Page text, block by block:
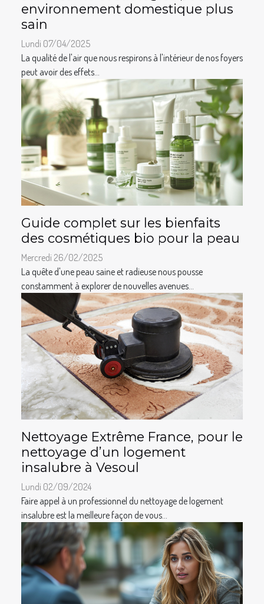
environnement domestique plus
sain
Lundi 07/04/2025
La qualité de l'air que nous respirons à l'intérieur de nos foyers
peut avoir des effets...
Guide complet sur les bienfaits
des cosmétiques bio pour la peau
Mercredi 26/02/2025
La quête d'une peau saine et radieuse nous pousse
constamment à explorer de nouvelles avenues...
Nettoyage Extrême France, pour le
nettoyage d’un logement
insalubre à Vesoul
Lundi 02/09/2024
Faire appel à un professionnel du nettoyage de logement
insalubre est la meilleure façon de vous...